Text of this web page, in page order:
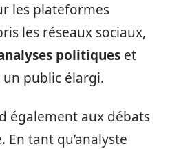
les plateformes
les réseaux sociaux,
politiques et
un public élargi.
également aux débats
En tant qu’analyste